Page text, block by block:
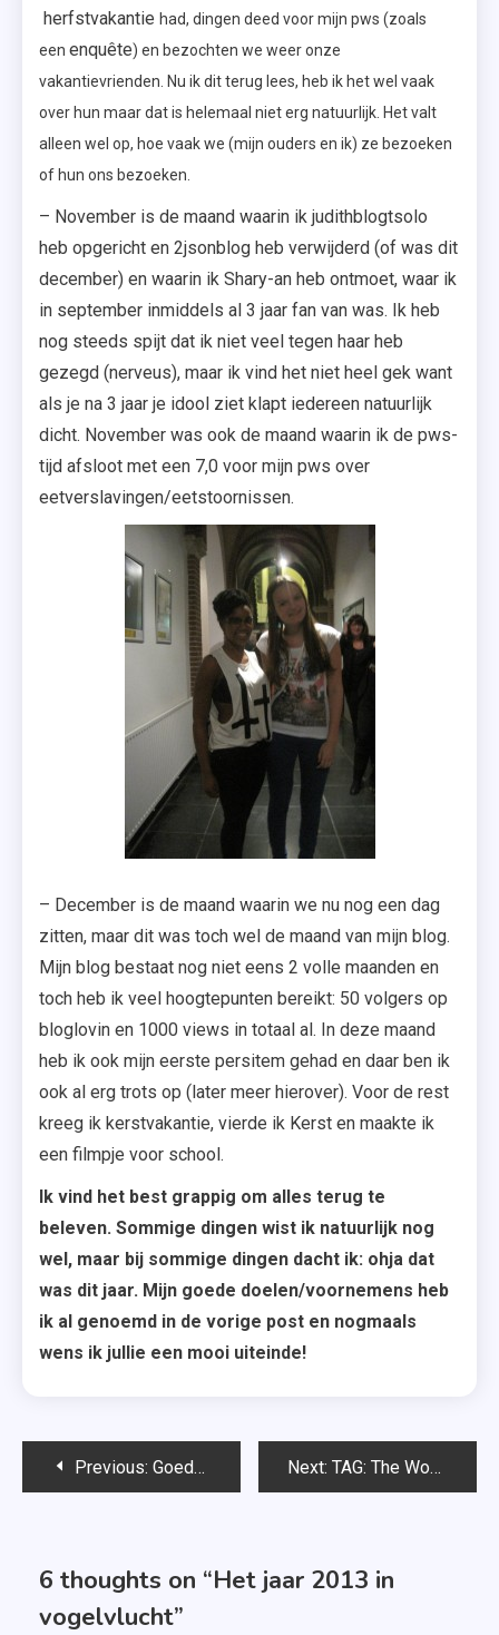
herfstvakantie had, dingen deed voor mijn pws (zoals
een enquête) en bezochten we weer onze
vakantievrienden. Nu ik dit terug lees, heb ik het wel vaak
over hun maar dat is helemaal niet erg natuurlijk. Het valt
alleen wel op, hoe vaak we (mijn ouders en ik) ze bezoeken
of hun ons bezoeken.
– November is de maand waarin ik judithblogtsolo
heb opgericht en 2jsonblog heb verwijderd (of was dit
december) en waarin ik Shary-an heb ontmoet, waar ik
in september inmiddels al 3 jaar fan van was. Ik heb
nog steeds spijt dat ik niet veel tegen haar heb
gezegd (nerveus), maar ik vind het niet heel gek want
als je na 3 jaar je idool ziet klapt iedereen natuurlijk
dicht. November was ook de maand waarin ik de pws-
tijd afsloot met een 7,0 voor mijn pws over
eetverslavingen/eetstoornissen.
– December is de maand waarin we nu nog een dag
zitten, maar dit was toch wel de maand van mijn blog.
Mijn blog bestaat nog niet eens 2 volle maanden en
toch heb ik veel hoogtepunten bereikt: 50 volgers op
bloglovin en 1000 views in totaal al. In deze maand
heb ik ook mijn eerste persitem gehad en daar ben ik
ook al erg trots op (later meer hierover). Voor de rest
kreeg ik kerstvakantie, vierde ik Kerst en maakte ik
een filmpje voor school.
Ik vind het best grappig om alles terug te
beleven. Sommige dingen wist ik natuurlijk nog
wel, maar bij sommige dingen dacht ik: ohja dat
was dit jaar. Mijn goede doelen/voornemens heb
ik al genoemd in de vorige post en nogmaals
wens ik jullie een mooi uiteinde!
Bericht
Previous: Goede voornemens/doelen voor 2014 Next: TAG: The Wonderfull Project
6 thoughts on “Het jaar 2013 in
vogelvlucht”